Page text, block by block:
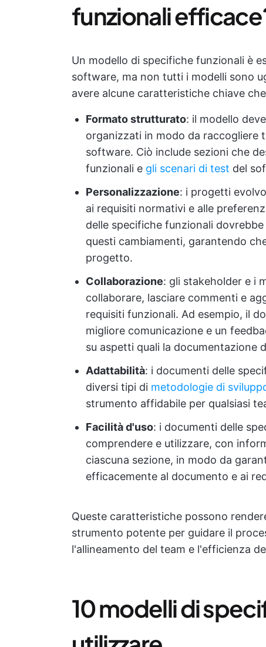
funzionali
Un modello di specifiche funzionali è
software, ma non tutti i modelli sono
avere alcune caratteristiche chiave
Formato strutturato: il modello
organizzati in modo da raccogliere
software. Ciò include sezioni che
funzionali e gli scenari di test del
Personalizzazione: i progetti
ai requisiti normativi e alle
delle specifiche funzionali
questi cambiamenti, garantendo
progetto.
Collaborazione: gli stakeholder e i
collaborare, lasciare commenti e
requisiti funzionali. Ad esempio, il
migliore comunicazione e un
su aspetti quali la documentazione
Adattabilità: i documenti delle
diversi tipi di metodologie di
strumento affidabile per qualsiasi
Facilità d'uso: i documenti delle
comprendere e utilizzare, con
ciascuna sezione, in modo da
efficacemente al documento e ai
Queste caratteristiche possono
strumento potente per guidare il
l'allineamento del team e l'efficienza
10 modelli di